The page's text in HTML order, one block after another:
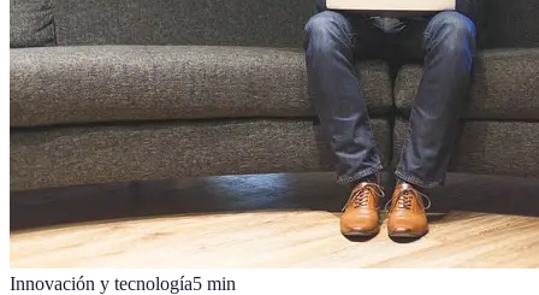
Innovación y tecnología5 min